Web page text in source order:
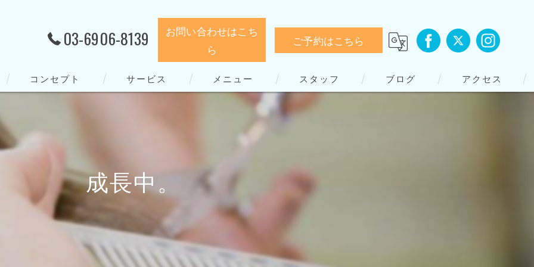
03-6906-8139
お問い合わせはこち
ら
ご予約はこちら
コンセプト サービス メニュー スタッフ ブログ アクセス
成長中。